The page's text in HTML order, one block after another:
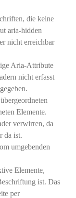
die keine
aria-hidden
nicht erreichbar
Aria-Attribute
nicht erfasst
Elemente.
verwirren, da
da ist.
umgebenden
Elemente,
ist. Das
per